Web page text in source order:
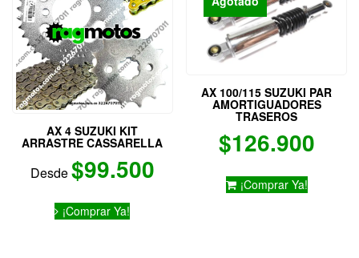
pueden
elegir
en
la
página
de
producto
pueden
elegir
de
producto
AX 4 SUZUKI KIT
ARRASTRE CASSARELLA
Desde$99.500
¡Comprar Ya!
Este
AX 100/115 SUZUKI PAR
AMORTIGUADORES
TRASEROS
$126.900
¡Comprar Ya!